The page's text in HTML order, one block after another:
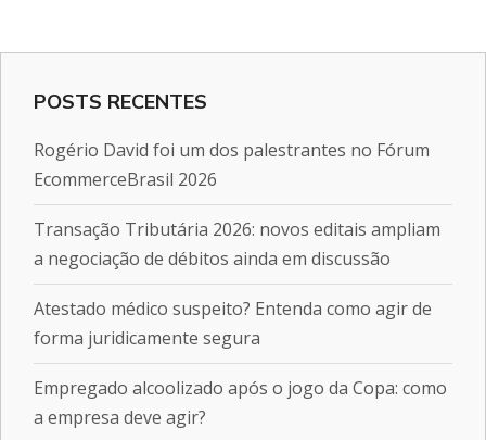
POSTS RECENTES
Rogério David foi um dos palestrantes no Fórum
EcommerceBrasil 2026
Transação Tributária 2026: novos editais ampliam
a negociação de débitos ainda em discussão
Atestado médico suspeito? Entenda como agir de
forma juridicamente segura
Empregado alcoolizado após o jogo da Copa: como
a empresa deve agir?